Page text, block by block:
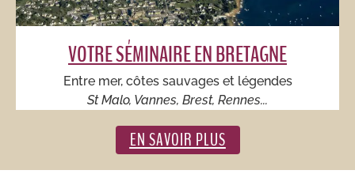
VOTRE SÉMINAIRE EN BRETAGNE
Entre mer, côtes sauvages et légendes
St Malo, Vannes, Brest, Rennes...
EN SAVOIR PLUS